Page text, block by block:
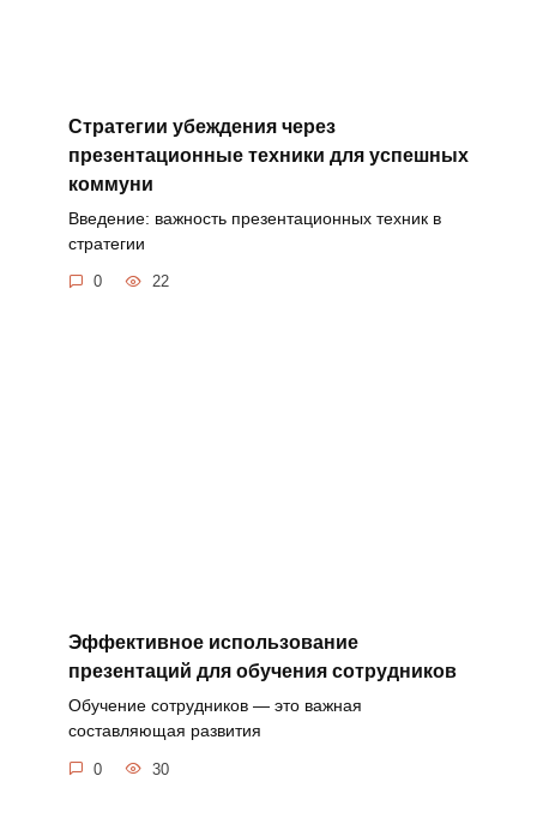
Стратегии убеждения через
презентационные техники для успешных
коммуни
Введение: важность презентационных техник в
стратегии
0 22
Эффективное использование
презентаций для обучения сотрудников
Обучение сотрудников — это важная
составляющая развития
0 30